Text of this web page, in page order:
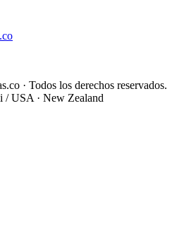
· Todos los derechos reservados.
/ USA · New Zealand